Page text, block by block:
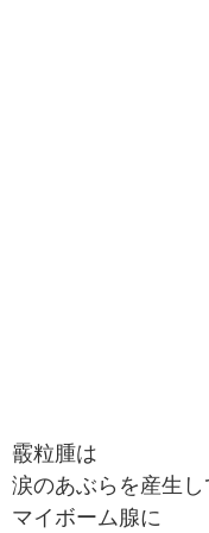
霰粒腫は
涙のあぶらを産生
マイボーム腺に